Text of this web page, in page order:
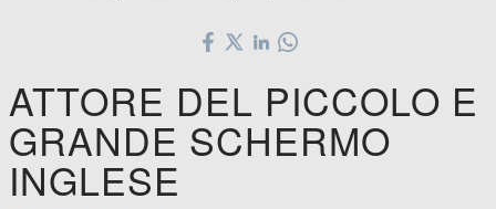
ATTORE DEL PICCOLO E
GRANDE SCHERMO
INGLESE